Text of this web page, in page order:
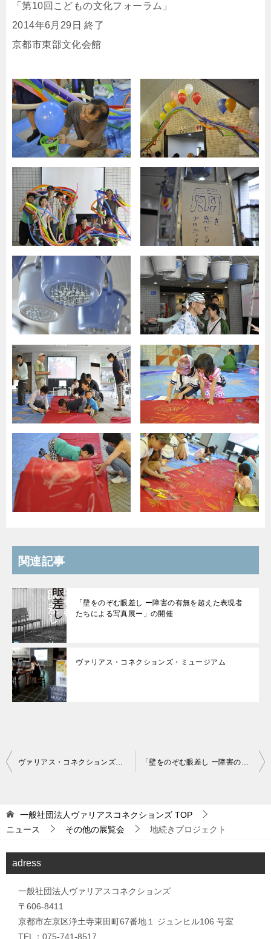
「第10回こどもの文化フォーラム」
2014年6月29日 終了
京都市東部文化会館
関連記事
「壁をのぞむ眼差し ー障害の有無を超えた表現者
たちによる写真展ー」の開催
ヴァリアス・コネクションズ・ミュージアム
投
ビ
シ
ヴァリアス・コネクションズ・ミュージアム 「壁をのぞむ眼差し ー障害の有無を超えた表現者たちによる写真展ー」の開催
一般社団法人ヴァリアスコネクションズ TOP
ニュース
その他の展覧会 地続きプロジェクト
adress
一般社団法人ヴァリアスコネクションズ
〒606-8411
京都市左京区浄土寺東田町67番地１ ジュンヒル106 号室
TEL：075-741-8517